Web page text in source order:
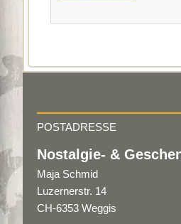
POSTADRESSE
Nostalgie- &
Maja Schmid
Luzernerstr. 14
CH-6353 Weggis